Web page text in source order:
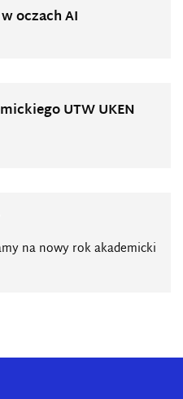
oczach AI
UTW UKEN
na nowy rok akademicki